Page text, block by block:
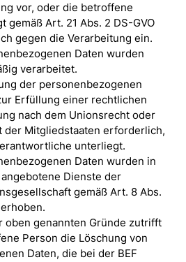
vor, oder die betroffene
gemäß Art. 21 Abs. 2 DS-GVO
gegen die Verarbeitung ein.
Daten wurden
verarbeitet.
der personenbezogenen
Erfüllung einer rechtlichen
nach dem Unionsrecht oder
der Mitgliedstaaten erforderlich,
unterliegt.
Daten wurden in
Dienste der
gemäß Art. 8 Abs.
erhoben.
oben genannten Gründe zutrifft
Person die Löschung von
Daten, die bei der BEF